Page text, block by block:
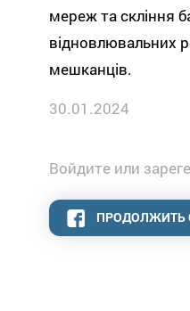
мереж та скління
відновлювальних
мешканців.
30.01.2024
Войдите или
ПРОДОЛЖИТЬ С